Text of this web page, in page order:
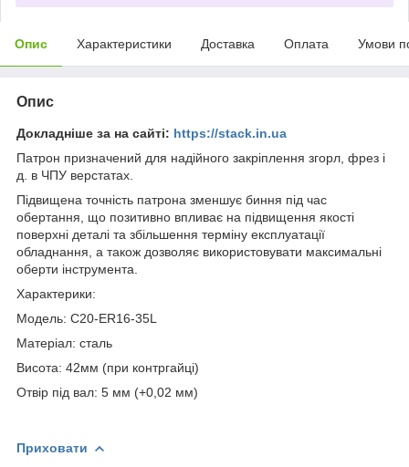
Опис Характеристики Доставка Оплата Умови
Опис
Докладніше за на сайті: https://stack.in.ua
Патрон призначений для надійного закріплення згорл, фрез і
д. в ЧПУ верстатах.
Підвищена точність патрона зменшує биння під час
обертання, що позитивно впливає на підвищення якості
поверхні деталі та збільшення терміну експлуатації
обладнання, а також дозволяє використовувати максимальні
оберти інструмента.
Характерики:
Модель: C20-ER16-35L
Матеріал: сталь
Висота: 42мм (при контргайці)
Отвір під вал: 5 мм (+0,02 мм)
Приховати